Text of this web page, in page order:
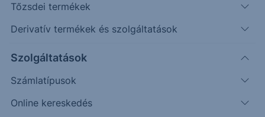
Tőzsdei termékek
Derivatív termékek és szolgáltatások
Szolgáltatások
Számlatípusok
Online kereskedés